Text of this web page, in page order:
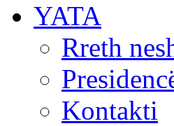
YATA
Rreth
Kontakti